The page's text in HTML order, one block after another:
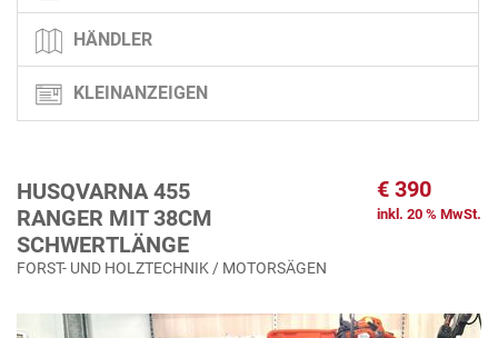
HÄNDLER
KLEINANZEIGEN
HUSQVARNA 455
RANGER MIT 38CM
SCHWERTLÄNGE
€ 390
inkl. 20 % MwSt.
FORST- UND HOLZTECHNIK / MOTORSÄGEN